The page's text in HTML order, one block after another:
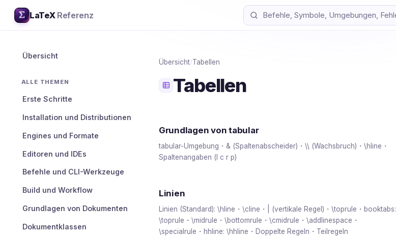
LaTeX Referenz
Übersicht
ALLE THEMEN
Erste Schritte
Installation und Distributionen
Engines und Formate
Editoren und IDEs
Befehle und CLI-Werkzeuge
Build und Workflow
Grundlagen von Dokumenten
Dokumentklassen
Übersicht/Tabellen
Tabellen
Grundlagen von tabular
tabular-Umgebung・& (Spaltenabscheider)・\\ (Wachsbruch)・\hline・
Spaltenangaben (l c r p)
Linien
Linien (Standard): \hline・\cline・| (vertikale Regel)・\toprule・booktabs:
\toprule・\midrule・\bottomrule・\cmidrule・\addlinespace・
\specialrule・hhline: \hhline・Doppelte Regeln・Teilregeln